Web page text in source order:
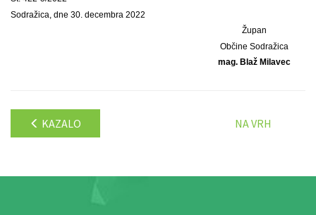
Sodražica, dne 30. decembra 2022
Župan
Občine Sodražica
mag. Blaž Milavec
KAZALO NA VRH